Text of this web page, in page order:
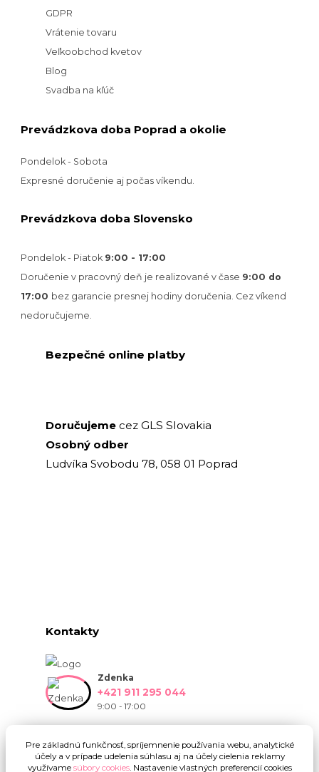
GDPR
Vrátenie tovaru
Veľkoobchod kvetov
Blog
Svadba na kľúč
Prevádzkova doba Poprad a okolie
Pondelok - Sobota
Expresné doručenie aj počas víkendu.
Prevádzkova doba Slovensko
Pondelok - Piatok 9:00 - 17:00
Doručenie v pracovný deň je realizované v čase 9:00 do
17:00 bez garancie presnej hodiny doručenia. Cez víkend
nedoručujeme.
Bezpečné online platby
Doručujeme cez GLS Slovakia
Osobný odber
Ludvíka Svobodu 78, 058 01 Poprad
Kontakty
Zdenka
+421 911 295 044
9:00 - 17:00
Pre základnú funkčnosť, spríjemnenie používania webu, analytické
účely a v prípade udelenia súhlasu aj na účely cielenia reklamy
využívame súbory cookies. Nastavenie vlastných preferencií cookies